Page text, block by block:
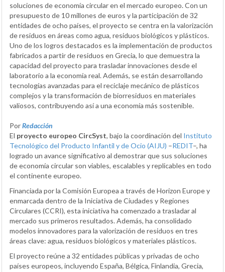
soluciones de economía circular en el mercado europeo. Con un
presupuesto de 10 millones de euros y la participación de 32
entidades de ocho países, el proyecto se centra en la valorización
de residuos en áreas como agua, residuos biológicos y plásticos.
Uno de los logros destacados es la implementación de productos
fabricados a partir de residuos en Grecia, lo que demuestra la
capacidad del proyecto para trasladar innovaciones desde el
laboratorio a la economía real. Además, se están desarrollando
tecnologías avanzadas para el reciclaje mecánico de plásticos
complejos y la transformación de biorresiduos en materiales
valiosos, contribuyendo así a una economía más sostenible.
PorRedacción
El proyecto europeo CircSyst, bajo la coordinación del Instituto
Tecnológico del Producto Infantil y de Ocio (AIJU) –REDIT–, ha
logrado un avance significativo al demostrar que sus soluciones
de economía circular son viables, escalables y replicables en todo
el continente europeo.
Financiada por la Comisión Europea a través de Horizon Europe y
enmarcada dentro de la Iniciativa de Ciudades y Regiones
Circulares (CCRI), esta iniciativa ha comenzado a trasladar al
mercado sus primeros resultados. Además, ha consolidado
modelos innovadores para la valorización de residuos en tres
áreas clave: agua, residuos biológicos y materiales plásticos.
El proyecto reúne a 32 entidades públicas y privadas de ocho
países europeos, incluyendo España, Bélgica, Finlandia, Grecia,